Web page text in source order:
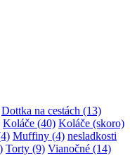
Dottka na cestách (13)
Koláče (40) Koláče (skoro)
Muffiny (4) nesladkosti
Torty (9) Vianočné (14)